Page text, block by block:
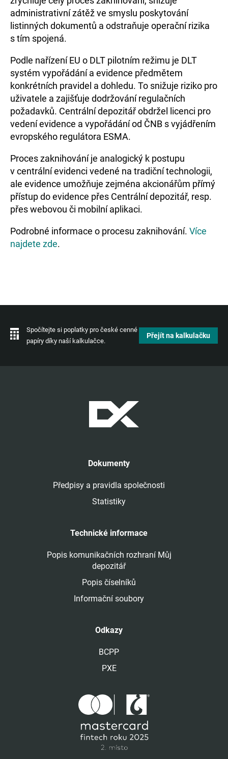
administrativní zátěž ve smyslu poskytování
listinných dokumentů a odstraňuje operační rizika
s tím spojená.
Podle nařízení EU o DLT pilotním režimu je DLT
systém vypořádání a evidence předmětem
konkrétních pravidel a dohledu. To snižuje riziko pro
uživatele a zajišťuje dodržování regulačních
požadavků. Centrální depozitář obdržel licenci pro
vedení evidence a vypořádání od ČNB s vyjádřením
evropského regulátora ESMA.
Proces zaknihování je analogický k postupu
v centrální evidenci vedené na tradiční technologii,
ale evidence umožňuje zejména akcionářům přímý
přístup do evidence přes Centrální depozitář, resp.
přes webovou či mobilní aplikaci.
Podrobné informace o procesu zaknihování. Více
najdete zde.
Spočítejte si poplatky pro české cenné
papíry díky naší kalkulačce.
Přejít na kalkulačku
Dokumenty
Předpisy a pravidla společnosti
Statistiky
Technické informace
Popis komunikačních rozhraní Můj
depozitář
Popis číselníků
Informační soubory
Odkazy
BCPP
PXE